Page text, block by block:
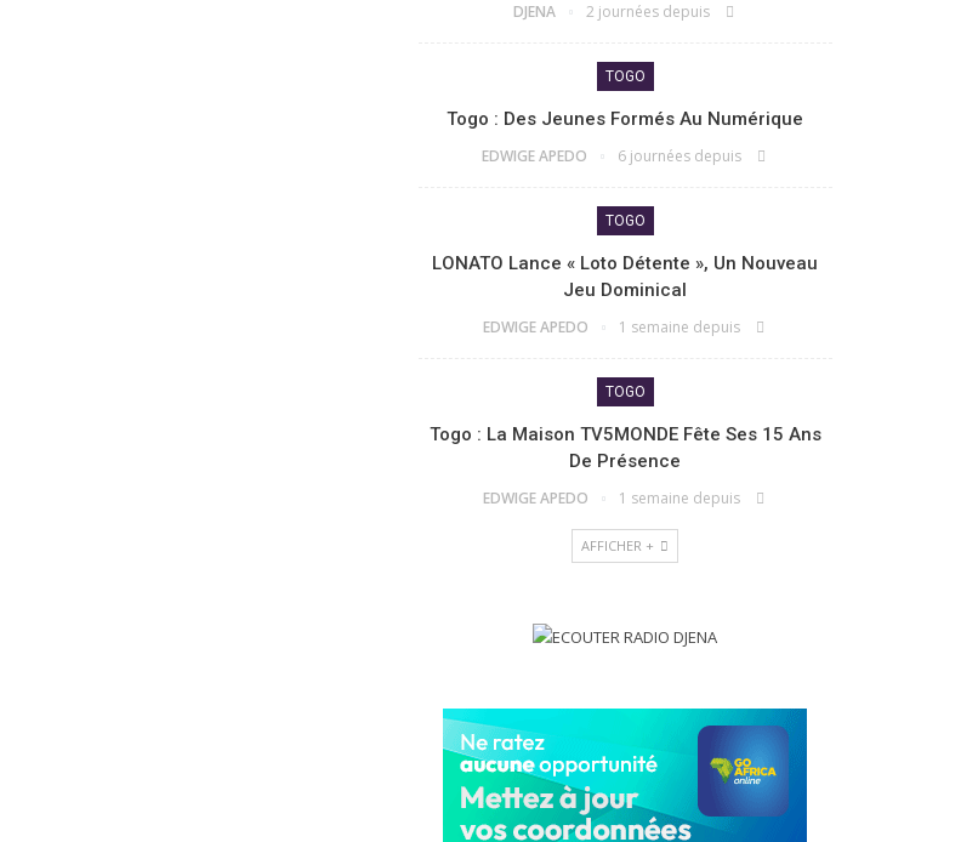
DJENA 2 journées depuis
TOGO
Togo : Des Jeunes Formés Au Numérique
EDWIGE APEDO 6 journées depuis
TOGO
LONATO Lance « Loto Détente », Un Nouveau
Jeu Dominical
EDWIGE APEDO 1 semaine depuis
TOGO
Togo : La Maison TV5MONDE Fête Ses 15 Ans
De Présence
EDWIGE APEDO 1 semaine depuis
AFFICHER +